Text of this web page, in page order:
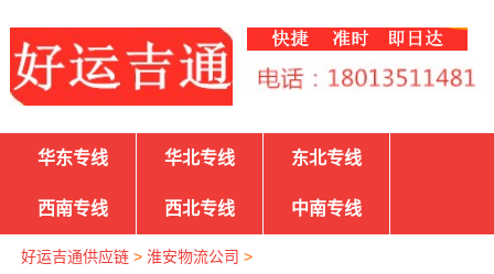
华东专线 华北专线 东北专线
西南专线 西北专线 中南专线
好运吉通供应链> 淮安物流公司 >